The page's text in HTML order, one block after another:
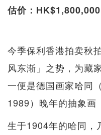
估价：
今季保利香港拍卖秋
风东渐」之势，为藏
一便是德国画家哈同
1989）晚年的抽象画
生于1904年的哈同，